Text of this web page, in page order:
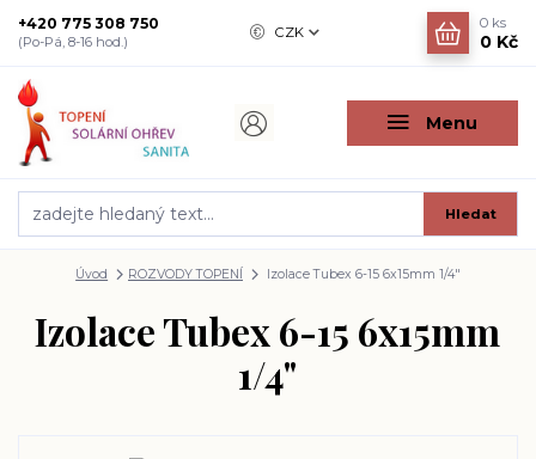
Menu
CZK
Hledat
+420 775 308 750
(Po-Pá, 8-16 hod.)
0 ks
0 Kč
Úvod ROZVODY TOPENÍ Izolace Tubex 6-15 6x15mm 1/4"
Izolace Tubex 6-15 6x15mm
1/4"